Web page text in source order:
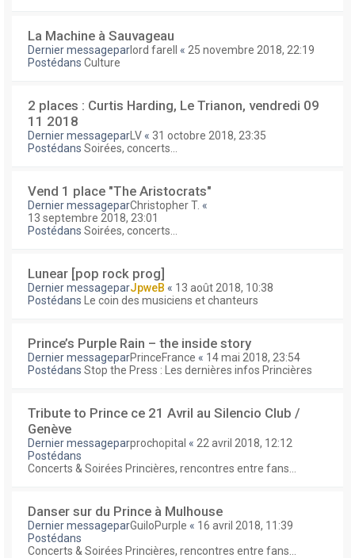
La Machine à Sauvageau
Dernier messageparlord farell « 25 novembre 2018, 22:19
Postédans Culture
2 places : Curtis Harding, Le Trianon, vendredi 09
11 2018
Dernier messagepar LV « 31 octobre 2018, 23:35
Postédans Soirées, concerts...
Vend 1 place "The Aristocrats"
Dernier messageparChristopher T. «
13 septembre 2018, 23:01
Postédans Soirées, concerts...
Lunear [pop rock prog]
Dernier messageparJpweB « 13 août 2018, 10:38
Postédans
Le coin des musiciens et chanteurs
Prince’s Purple Rain – the inside story
Dernier messageparPrinceFrance « 14 mai 2018, 23:54
Postédans Stop the Press : Les dernières infos Princières
Tribute to Prince ce 21 Avril au Silencio Club /
Genève
Dernier messageparprochopital « 22 avril 2018, 12:12
Postédans
Concerts & Soirées Princières, rencontres entre fans...
Danser sur du Prince à Mulhouse
Dernier messageparGuiloPurple « 16 avril 2018, 11:39
Postédans
Concerts & Soirées Princières, rencontres entre fans...